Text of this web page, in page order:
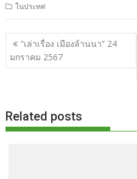
e
b
o
o
itt
er
d
di
t
e g
g
ในประทศ
แนะแนว
เรื่อง
“เล่าเรื่อง เมืองล้านนา” 24
มกราคม 2567
Related posts